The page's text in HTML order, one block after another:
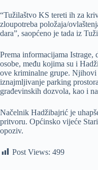
“Tužilaštvo KS tereti ih za
zloupotreba položaja/
dara”, saopćeno je tada iz
Prema informacijama Istrage,
osobe, među kojima su i
ove kriminalne grupe. Njihovi
iznajmljivanje parking
građevinskih dozvola, kao i
Načelnik Hadžibajrić je
pritvoru. Općinsko vijeće
opoziv.
Post Views: 499